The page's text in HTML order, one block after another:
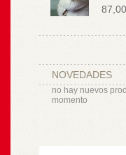
87,00
NOVEDADES
no hay nuevos
momento